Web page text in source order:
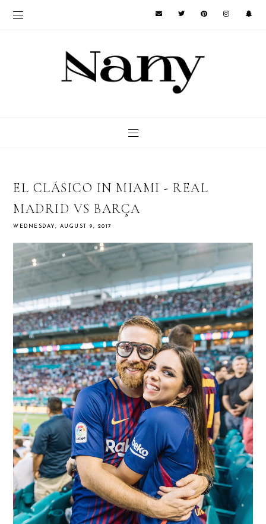
EL CLÁSICO IN MIAMI - REAL
MADRID VS BARÇA
WEDNESDAY, AUGUST 9, 2017